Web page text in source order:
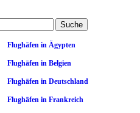
Flughäfen in Ägypten
Flughäfen in Belgien
Flughäfen in Deutschland
Flughäfen in Frankreich